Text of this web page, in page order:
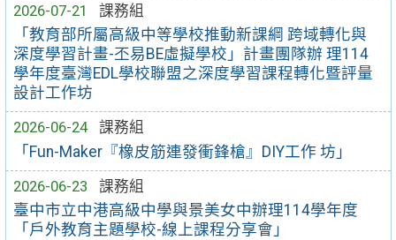
2026-07-21
課務組
「教育部所屬高級中等學校推動新課綱 跨域轉化與
深度學習計畫-丕易BE虛擬學校」計畫團隊辦 理114
學年度臺灣EDL學校聯盟之深度學習課程轉化暨評量
設計工作坊
2026-06-24
課務組
「Fun-Maker『橡皮筋連發衝鋒槍』DIY工作 坊」
2026-06-23
課務組
臺中市立中港高級中學與景美女中辦理114學年度
「戶外教育主題學校-線上課程分享會」